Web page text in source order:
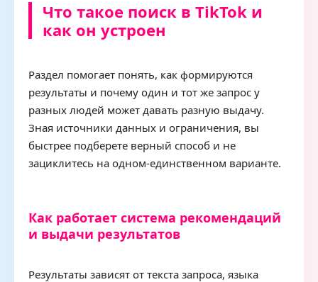
Что такое поиск в TikTok и
как он устроен
Раздел помогает понять, как формируются
результаты и почему один и тот же запрос у
разных людей может давать разную выдачу.
Зная источники данных и ограничения, вы
быстрее подберете верный способ и не
зациклитесь на одном-единственном варианте.
Как работает система рекомендаций
и выдачи результатов
Результаты зависят от текста запроса, языка